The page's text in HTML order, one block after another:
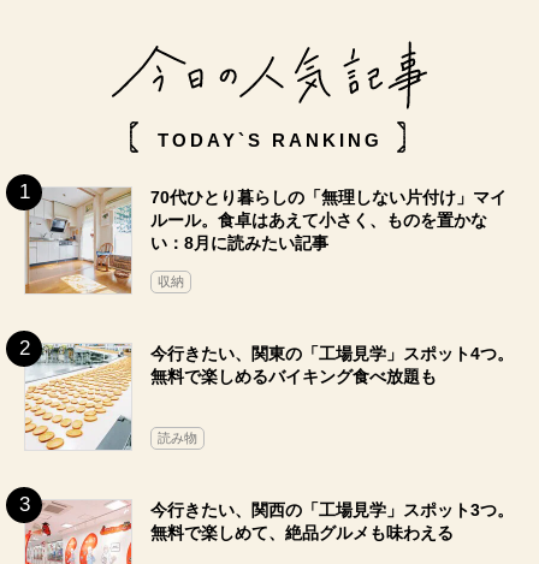
TODAY`S RANKING
70代ひとり暮らしの「無理しない片付け」マイ
ルール。食卓はあえて小さく、ものを置かな
い：8月に読みたい記事
収納
今行きたい、関東の「工場見学」スポット4つ。
無料で楽しめるバイキング食べ放題も
読み物
今行きたい、関西の「工場見学」スポット3つ。
無料で楽しめて、絶品グルメも味わえる